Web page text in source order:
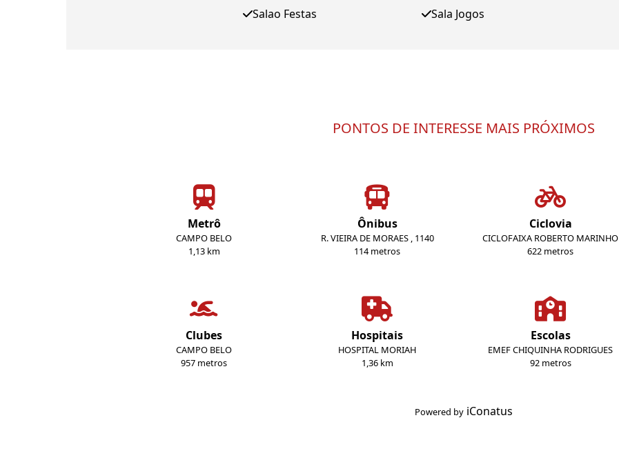
Salao Festas
Sala Jogos
PONTOS DE INTERESSE MAIS PRÓXIMOS
Metrô
CAMPO BELO
1,13 km
Ônibus
R. VIEIRA DE MORAES , 1140
114 metros
Ciclovia
CICLOFAIXA ROBERTO MARINHO
622 metros
Clubes
CAMPO BELO
957 metros
Hospitais
HOSPITAL MORIAH
1,36 km
Escolas
EMEF CHIQUINHA RODRIGUES
92 metros
Powered by iConatus